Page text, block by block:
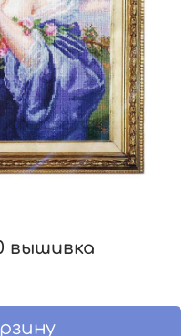
вышивка